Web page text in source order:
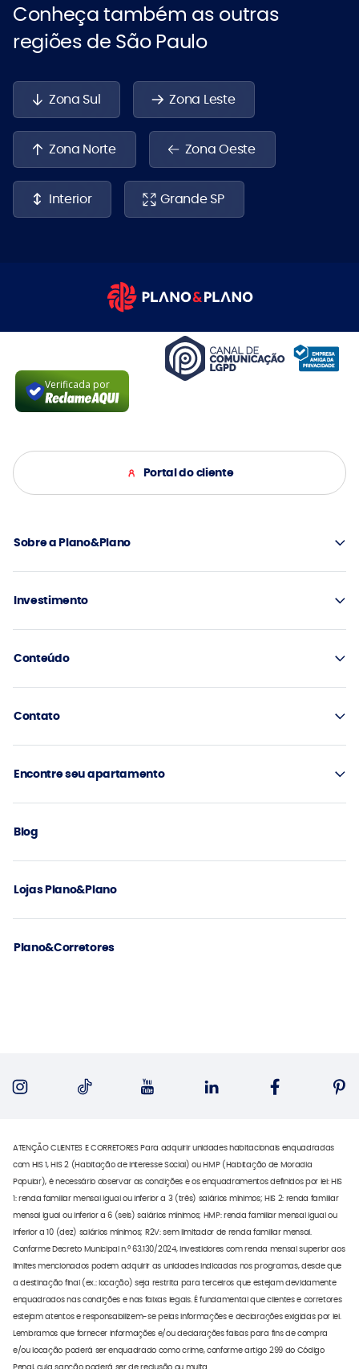
Conheça também as outras
regiões de São Paulo
Zona Sul Zona Leste
Zona Norte Zona Oeste
Interior Grande SP
Verificada por
Portal do cliente
Sobre a Plano&Plano
Investimento
Conteúdo
Contato
Encontre seu apartamento
Blog
Lojas Plano&Plano
Plano&Corretores
ATENÇÃO CLIENTES E CORRETORES Para adquirir unidades habitacionais enquadradas
com HIS 1, HIS 2 (Habitação de Interesse Social) ou HMP (Habitação de Moradia
Popular), é necessário observar as condições e os enquadramentos definidos por lei: HIS
1: renda familiar mensal igual ou inferior a 3 (três) salários mínimos; HIS 2: renda familiar
mensal igual ou inferior a 6 (seis) salários mínimos; HMP: renda familiar mensal igual ou
inferior a 10 (dez) salários mínimos; R2V: sem limitador de renda familiar mensal.
Conforme Decreto Municipal n.º 63.130/2024, investidores com renda mensal superior aos
limites mencionados podem adquirir as unidades indicadas nos programas, desde que
a destinação final (ex.: locação) seja restrita para terceiros que estejam devidamente
enquadrados nas condições e nas faixas legais. É fundamental que clientes e corretores
estejam atentos e responsabilizem-se pelas informações e declarações exigidas por lei.
Lembramos que fornecer informações e/ou declarações falsas para fins de compra
e/ou locação poderá ser enquadrado como crime, conforme artigo 299 do Código